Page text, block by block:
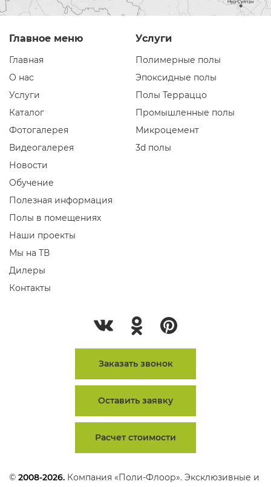
Главное меню
Главная
О нас
Услуги
Каталог
Фотогалерея
Видеогалерея
Новости
Обучение
Полезная информация
Полы в помещениях
Наши проекты
Мы на ТВ
Дилеры
Контакты
Услуги
Полимерные полы
Эпоксидные полы
Полы Терраццо
Промышленные полы
Микроцемент
3d полы
Заказать звонок
Оставить заявку
Расчет стоимости
© 2008-2026. Компания «Поли-Флоор». Эксклюзивные и